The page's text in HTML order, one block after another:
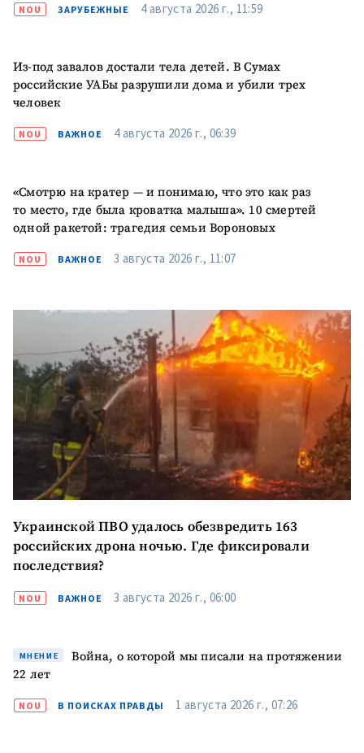
ПОДДЕРЖАТЬ
NOU ЗАРУБЕЖНЫЕ 4 августа 2026 г., 11:59
Из-под завалов достали тела детей. В Сумах
российские УАБы разрушили дома и убили трех
человек
NOU ВАЖНОЕ 4 августа 2026 г., 06:39
«Смотрю на кратер — и понимаю, что это как раз
то место, где была кроватка малыша». 10 смертей
одной ракетой: трагедия семьи Вороновых
NOU ВАЖНОЕ 3 августа 2026 г., 11:07
Украинской ПВО удалось обезвредить 163
российских дрона ночью. Где фиксировали
последствия?
NOU ВАЖНОЕ 3 августа 2026 г., 06:00
МНЕНИЕ
Война, о которой мы писали на протяжении
22 лет
NOU В ПОИСКАХ ПРАВДЫ 1 августа 2026 г., 07:26
Телефон
+ Личный телефон
с политикой